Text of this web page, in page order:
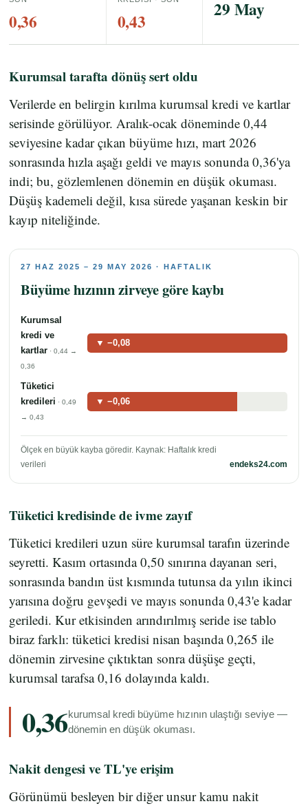
0,36 0,43
29 May
Kurumsal tarafta dönüş sert oldu
Verilerde en belirgin kırılma kurumsal kredi ve kartlar
serisinde görülüyor. Aralık-ocak döneminde 0,44
seviyesine kadar çıkan büyüme hızı, mart 2026
sonrasında hızla aşağı geldi ve mayıs sonunda 0,36'ya
indi; bu, gözlemlenen dönemin en düşük okuması.
Düşüş kademeli değil, kısa sürede yaşanan keskin bir
kayıp niteliğinde.
27 HAZ 2025 – 29 MAY 2026 · HAFTALIK
Büyüme hızının zirveye göre kaybı
Kurumsal
kredi ve
kartlar· 0,44 →
0,36
▼ −0,08
Tüketici
kredileri · 0,49
→ 0,43
▼ −0,06
Ölçek en büyük kayba göredir. Kaynak: Haftalık kredi
verileri
endeks24.com
Tüketici kredisinde de ivme zayıf
Tüketici kredileri uzun süre kurumsal tarafın üzerinde
seyretti. Kasım ortasında 0,50 sınırına dayanan seri,
sonrasında bandın üst kısmında tutunsa da yılın ikinci
yarısına doğru gevşedi ve mayıs sonunda 0,43'e kadar
geriledi. Kur etkisinden arındırılmış seride ise tablo
biraz farklı: tüketici kredisi nisan başında 0,265 ile
dönemin zirvesine çıktıktan sonra düşüşe geçti,
kurumsal tarafsa 0,16 dolayında kaldı.
0,36kurumsal kredi büyüme hızının ulaştığı seviye —
dönemin en düşük okuması.
Nakit dengesi ve TL'ye erişim
Görünümü besleyen bir diğer unsur kamu nakit